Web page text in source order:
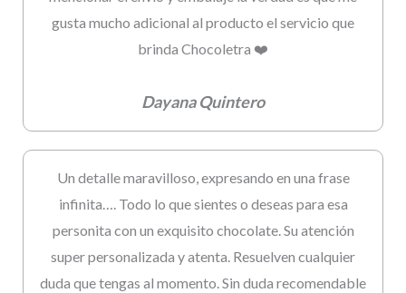
gusta mucho adicional al producto el servicio que
brinda Chocoletra ❤️
Dayana Quintero
Un detalle maravilloso, expresando en una frase
infinita…. Todo lo que sientes o deseas para esa
personita con un exquisito chocolate. Su atención
super personalizada y atenta. Resuelven cualquier
duda que tengas al momento. Sin duda recomendable